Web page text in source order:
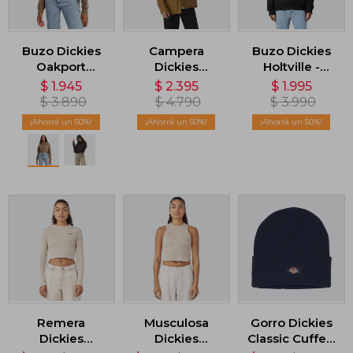
Buzo Dickies
Oakport
Cropped
Hoodie -
Marrón
$ 1.945
$ 3.890
50
Campera
Dickies
Skateboarding
Duck - Marrón
$ 2.395
$ 4.790
50
Buzo Dickies
Holtville -
Negro
$ 1.995
$ 3.990
50
Remera
Dickies
Musculosa
Dickies
Gorro Dickies
Classic Cuffed